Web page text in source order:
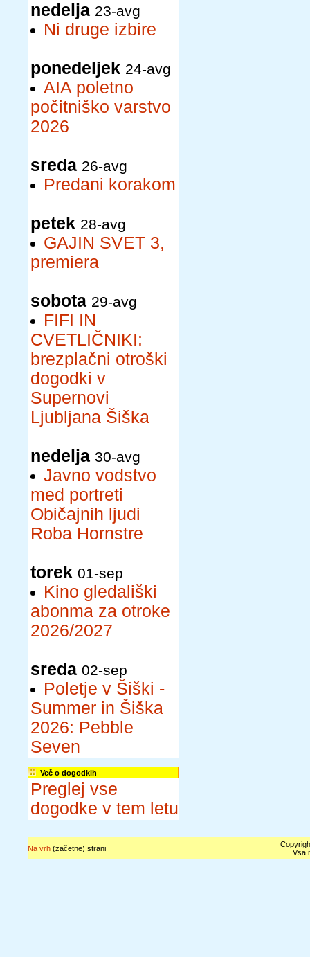
nedelja 23-avg
Ni druge izbire
ponedeljek 24-avg
AIA poletno
počitniško varstvo
2026
sreda 26-avg
Predani korakom
petek 28-avg
GAJIN SVET 3,
premiera
sobota 29-avg
FIFI IN
CVETLIČNIKI:
brezplačni otroški
dogodki v
Supernovi
Ljubljana Šiška
nedelja 30-avg
Javno vodstvo
med portreti
Običajnih ljudi
Roba Hornstre
torek 01-sep
Kino gledališki
abonma za otroke
2026/2027
sreda 02-sep
Poletje v Šiški -
Summer in Šiška
2026: Pebble
Seven
Več o dogodkih
Preglej vse
dogodke v tem letu
Na vrh(začetne) strani
Vsa